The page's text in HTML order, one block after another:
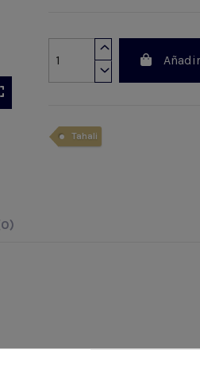
Tahali